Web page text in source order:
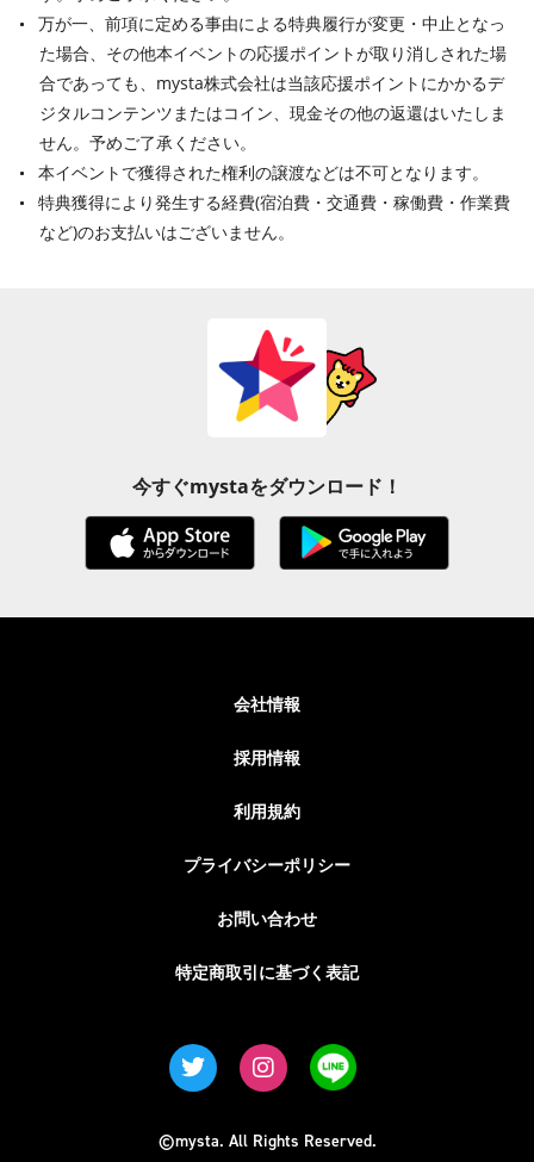
万が一、前項に定める事由による特典履行が変更・中止となっ
た場合、その他本イベントの応援ポイントが取り消しされた場
合であっても、mysta株式会社は当該応援ポイントにかかるデ
ジタルコンテンツまたはコイン、現金その他の返還はいたしま
せん。予めご了承ください。
本イベントで獲得された権利の譲渡などは不可となります。
特典獲得により発生する経費(宿泊費・交通費・稼働費・作業費
など)のお支払いはございません。
今すぐmystaをダウンロード！
会社情報
採用情報
利用規約
プライバシーポリシー
お問い合わせ
特定商取引に基づく表記
©mysta. All Rights Reserved.